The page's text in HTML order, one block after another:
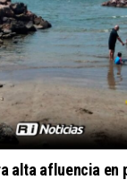
alta afluencia en